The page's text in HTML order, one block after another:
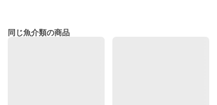
同じ魚介類の商品